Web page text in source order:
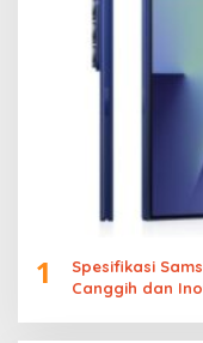
1
Spesifikasi
Canggih dan